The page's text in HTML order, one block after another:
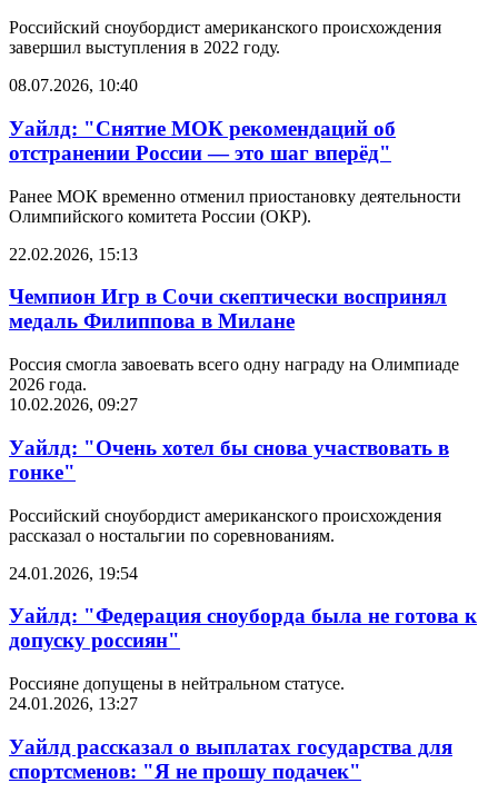
Российский сноубордист американского происхождения
завершил выступления в 2022 году.
08.07.2026, 10:40
Уайлд: "Снятие МОК рекомендаций об
отстранении России — это шаг вперёд"
Ранее МОК временно отменил приостановку деятельности
Олимпийского комитета России (ОКР).
22.02.2026, 15:13
Чемпион Игр в Сочи скептически воспринял
медаль Филиппова в Милане
Россия смогла завоевать всего одну награду на Олимпиаде
2026 года.
10.02.2026, 09:27
Уайлд: "Очень хотел бы снова участвовать в
гонке"
Российский сноубордист американского происхождения
рассказал о ностальгии по соревнованиям.
24.01.2026, 19:54
Уайлд: "Федерация сноуборда была не готова к
допуску россиян"
Россияне допущены в нейтральном статусе.
24.01.2026, 13:27
Уайлд рассказал о выплатах государства для
спортсменов: "Я не прошу подачек"